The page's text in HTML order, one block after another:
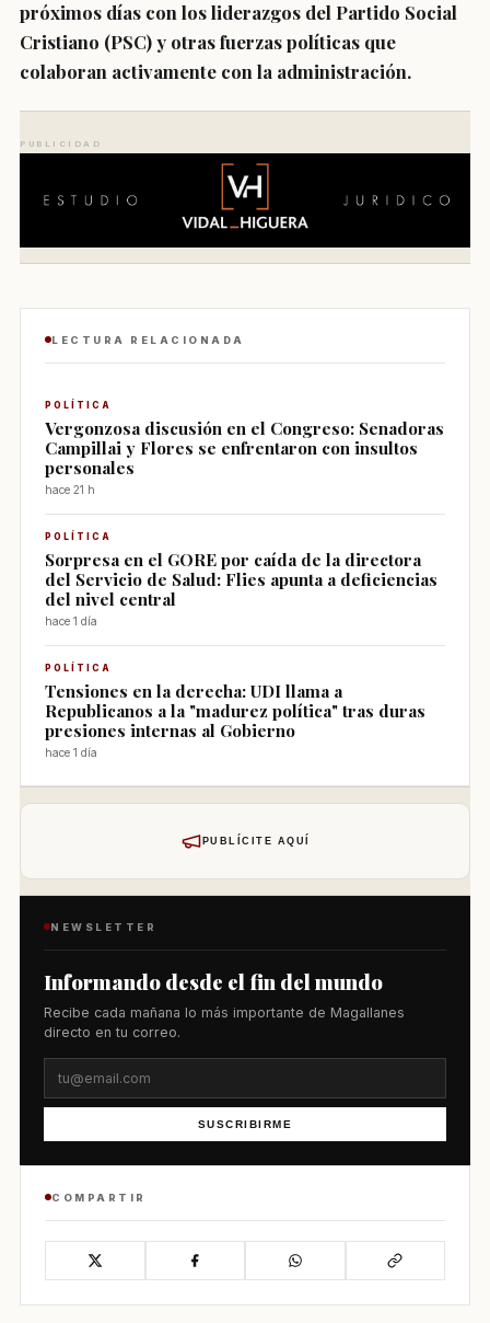
próximos días con los liderazgos del Partido Social
Cristiano (PSC) y otras fuerzas políticas que
colaboran activamente con la administración.
PUBLICIDAD
LECTURA RELACIONADA
POLÍTICA
Vergonzosa discusión en el Congreso: Senadoras
Campillai y Flores se enfrentaron con insultos
personales
hace 21 h
POLÍTICA
Sorpresa en el GORE por caída de la directora
del Servicio de Salud: Flies apunta a deficiencias
del nivel central
hace 1 día
POLÍTICA
Tensiones en la derecha: UDI llama a
Republicanos a la "madurez política" tras duras
presiones internas al Gobierno
hace 1 día
PUBLÍCITE AQUÍ
NEWSLETTER
Informando desde el fin del mundo
Recibe cada mañana lo más importante de Magallanes
directo en tu correo.
SUSCRIBIRME
COMPARTIR